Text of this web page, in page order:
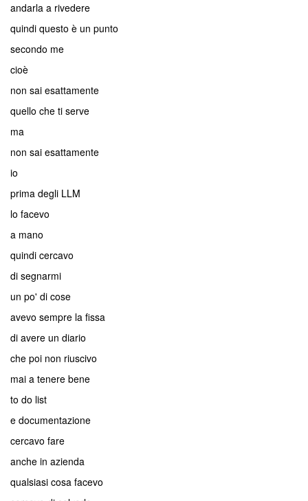
andarla a rivedere
quindi questo è un punto
secondo me
cioè
non sai esattamente
quello che ti serve
ma
non sai esattamente
io
prima degli LLM
lo facevo
a mano
quindi cercavo
di segnarmi
un po' di cose
avevo sempre la fissa
di avere un diario
che poi non riuscivo
mai a tenere bene
to do list
e documentazione
cercavo fare
anche in azienda
qualsiasi cosa facevo